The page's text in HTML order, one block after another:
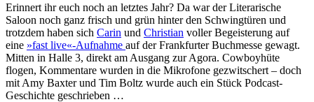
Erinnert ihr euch noch an letztes Jahr? Da war der Literarische
Saloon noch ganz frisch und grün hinter den Schwingtüren und
trotzdem haben sich Carin und Christian voller Begeisterung auf
eine »fast live«-Aufnahme auf der Frankfurter Buchmesse gewagt.
Mitten in Halle 3, direkt am Ausgang zur Agora. Cowboyhüte
flogen, Kommentare wurden in die Mikrofone gezwitschert – doch
mit Amy Baxter und Tim Boltz wurde auch ein Stück Podcast-
Geschichte geschrieben …